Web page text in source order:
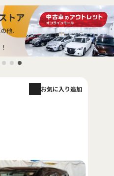
お気に入り追加